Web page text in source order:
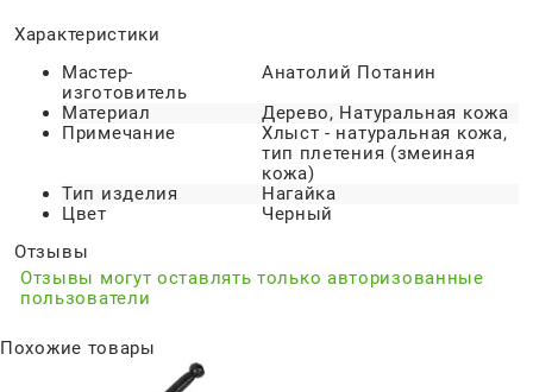
Характеристики
Мастер-
изготовитель
Анатолий Потанин
Материал
Дерево, Натуральная кожа
Примечание
Хлыст - натуральная кожа,
тип плетения (змеиная
кожа)
Тип изделия
Нагайка
Цвет
Черный
Отзывы
Отзывы могут оставлять только авторизованные
пользователи
Похожие товары